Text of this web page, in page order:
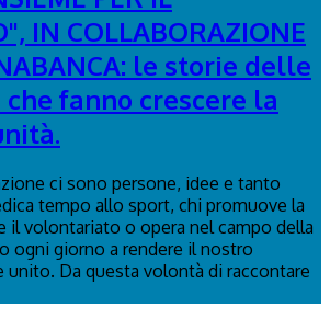
IN COLLABORAZIONE
le storie delle
fanno crescere la
ci sono persone, idee e tanto
tempo allo sport, chi promuove la
il volontariato o opera nel campo della
ogni giorno a rendere il nostro
Da questa volontà di raccontare